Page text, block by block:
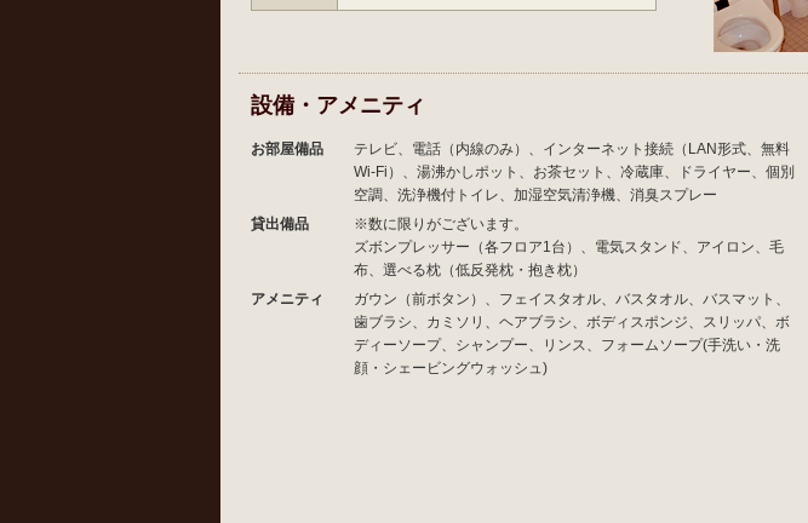
設備・アメニティ
お部屋備品
テレビ、電話（内線のみ）、インターネット接続（LAN形式、無料
Wi-Fi）、湯沸かしポット、お茶セット、冷蔵庫、ドライヤー、個別
空調、洗浄機付トイレ、加湿空気清浄機、消臭スプレー
貸出備品
※数に限りがございます。
ズボンプレッサー（各フロア1台）、電気スタンド、アイロン、毛
布、選べる枕（低反発枕・抱き枕）
アメニティ
ガウン（前ボタン）、フェイスタオル、バスタオル、バスマット、
歯ブラシ、カミソリ、ヘアブラシ、ボディスポンジ、スリッパ、ボ
ディーソープ、シャンプー、リンス、フォームソープ(手洗い・洗
顔・シェービングウォッシュ)